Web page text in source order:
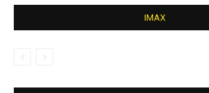
IMAX